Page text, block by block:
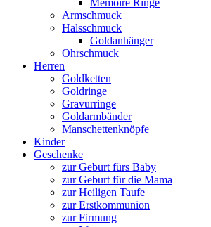
Memoire Ringe
Armschmuck
Halsschmuck
Goldanhänger
Ohrschmuck
Herren
Goldketten
Goldringe
Gravurringe
Goldarmbänder
Manschettenknöpfe
Kinder
Geschenke
zur Geburt fürs Baby
zur Geburt für die Mama
zur Heiligen Taufe
zur Erstkommunion
zur Firmung